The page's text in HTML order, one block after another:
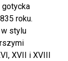
gotycka
roku.
w stylu
XVII i XVIII